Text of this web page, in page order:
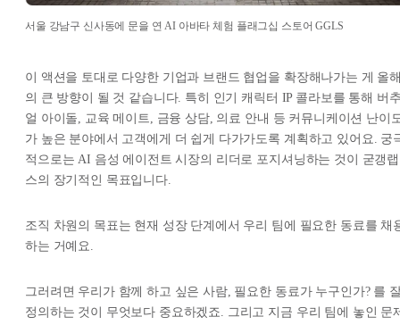
서울 강남구 신사동에 문을 연 AI 아바타 체험 플래그십 스토어 GGLS
이 액션을 토대로 다양한 기업과 브랜드 협업을 확장해나가는 게 올
의 큰 방향이 될 것 같습니다. 특히 인기 캐릭터 IP 콜라보를 통해 버
얼 아이돌, 교육 메이트, 금융 상담, 의료 안내 등 커뮤니케이션 난이
가 높은 분야에서 고객에게 더 쉽게 다가가도록 계획하고 있어요. 궁
적으로는 AI 음성 에이전트 시장의 리더로 포지셔닝하는 것이 굳갱랩
스의 장기적인 목표입니다.
조직 차원의 목표는 현재 성장 단계에서 우리 팀에 필요한 동료를 채
하는 거예요.
그러려면 우리가 함께 하고 싶은 사람, 필요한 동료가 누구인가? 를
정의하는 것이 무엇보다 중요하겠죠. 그리고 지금 우리 팀에 놓인 문